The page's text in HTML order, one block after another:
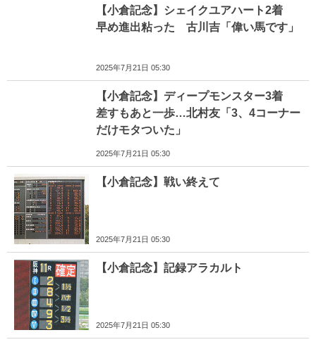
【小倉記念】シェイクユアハート2着
早め進出粘った 古川吉「偉い馬です」
2025年7月21日 05:30
【小倉記念】ディープモンスター3着
差すもあと一歩…北村友「3、4コーナー
だけモタついた」
2025年7月21日 05:30
【小倉記念】戦い終えて
2025年7月21日 05:30
【小倉記念】記録アラカルト
2025年7月21日 05:30